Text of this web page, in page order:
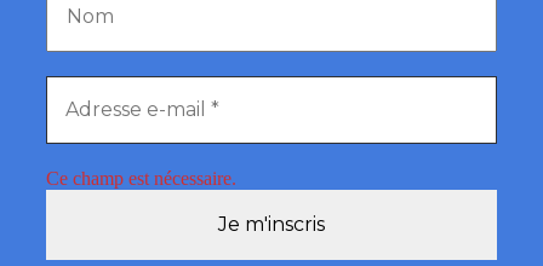
Ce champ est nécessaire.